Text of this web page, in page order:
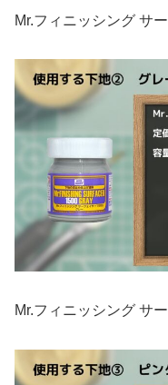
Mr.フィニッシング サ
Mr.フィニッシング サ